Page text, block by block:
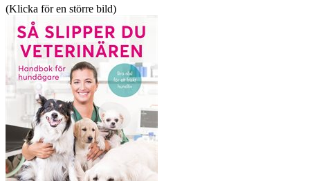
(Klicka för en större bild)